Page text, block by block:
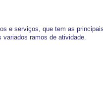
e serviços, que tem as
ramos de atividade.